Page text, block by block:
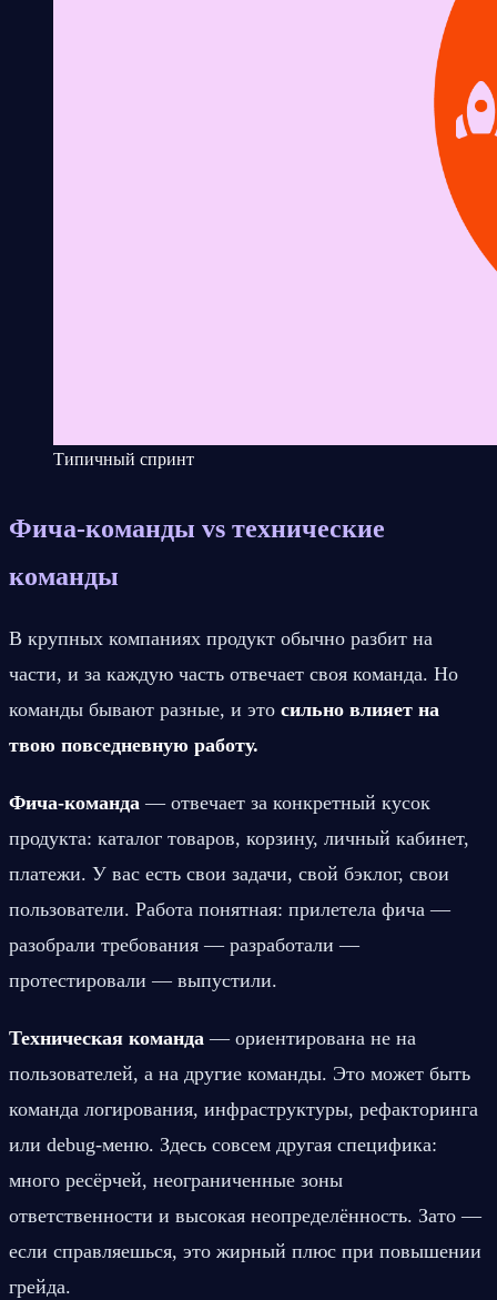
Типичный спринт
Фича-команды vs технические
команды
В крупных компаниях продукт обычно разбит на
части, и за каждую часть отвечает своя команда. Но
команды бывают разные, и это сильно влияет на
твою повседневную работу.
Фича-команда — отвечает за конкретный кусок
продукта: каталог товаров, корзину, личный кабинет,
платежи. У вас есть свои задачи, свой бэклог, свои
пользователи. Работа понятная: прилетела фича —
разобрали требования — разработали —
протестировали — выпустили.
Техническая команда — ориентирована не на
пользователей, а на другие команды. Это может быть
команда логирования, инфраструктуры, рефакторинга
или debug-меню. Здесь совсем другая специфика:
много ресёрчей, неограниченные зоны
ответственности и высокая неопределённость. Зато —
если справляешься, это жирный плюс при повышении
грейда.